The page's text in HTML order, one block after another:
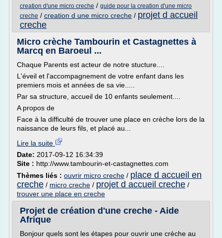
creation d'une micro creche / guide pour la creation d'une micro
creche / creation d une micro creche / projet d accueil
creche
Micro crèche Tambourin et Castagnettes à
Marcq en Baroeul ...
Chaque Parents est acteur de notre stucture....
L'éveil et l'accompagnement de votre enfant dans les
premiers mois et années de sa vie.....
Par sa structure, accueil de 10 enfants seulement....
A propos de
Face à la difficulté de trouver une place en crèche lors de la
naissance de leurs fils, et placé au...
Lire la suite
Date: 2017-09-12 16:34:39
Site : http://www.tambourin-et-castagnettes.com
Thèmes liés : ouvrir micro creche / place d accueil en
creche / micro creche / projet d accueil creche /
trouver une place en creche
Projet de création d'une creche - Aide
Afrique
Bonjour quels sont les étapes pour ouvrir une crèche au